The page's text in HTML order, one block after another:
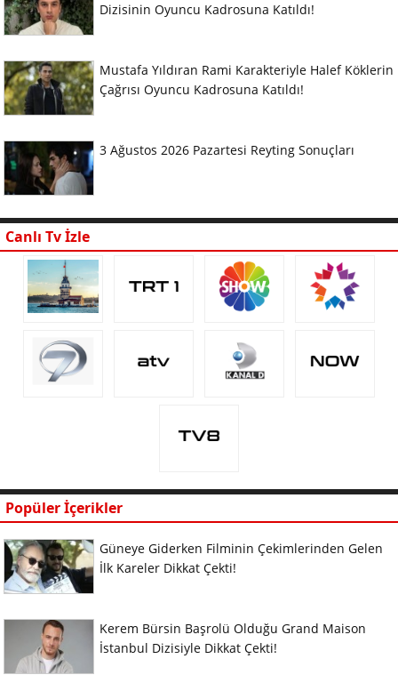
Dizisinin Oyuncu Kadrosuna Katıldı!
Mustafa Yıldıran Rami Karakteriyle Halef Köklerin
Çağrısı Oyuncu Kadrosuna Katıldı!
3 Ağustos 2026 Pazartesi Reyting Sonuçları
Canlı Tv İzle
Popüler İçerikler
Güneye Giderken Filminin Çekimlerinden Gelen
İlk Kareler Dikkat Çekti!
Kerem Bürsin Başrolü Olduğu Grand Maison
İstanbul Dizisiyle Dikkat Çekti!